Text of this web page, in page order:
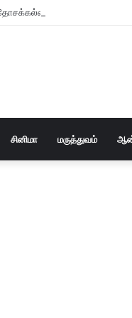
புதுசா
சினிமா மருத்துவம்